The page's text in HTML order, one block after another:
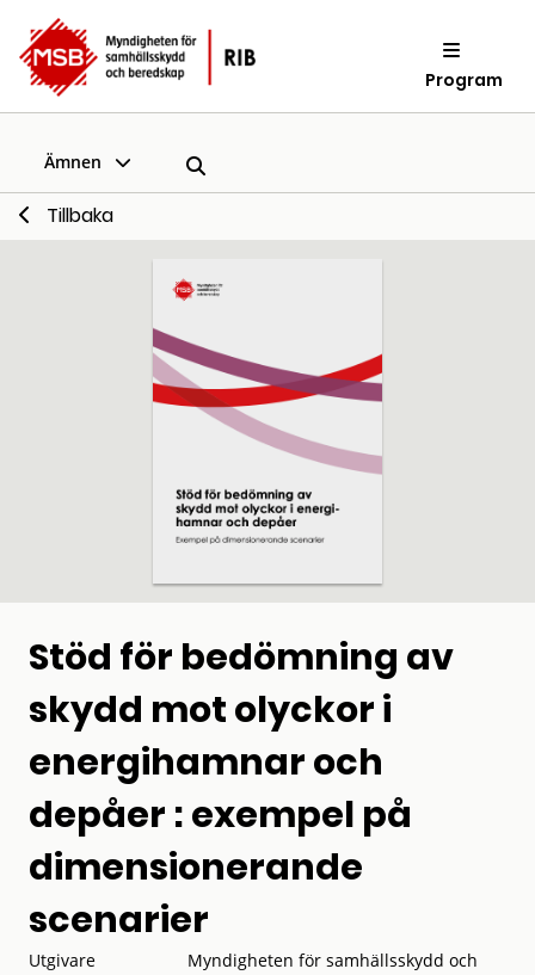
Program
Ämnen
Tillbaka
Stöd för bedömning av
skydd mot olyckor i
energihamnar och
depåer : exempel på
dimensionerande
scenarier
Utgivare
Myndigheten för samhällsskydd och